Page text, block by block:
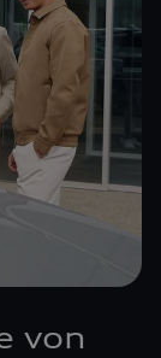
von